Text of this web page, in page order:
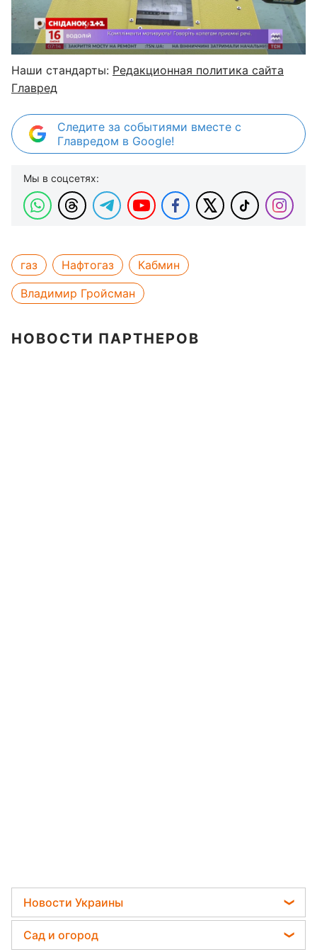
Наши стандарты: Редакционная политика сайта
Главред
Следите за событиями вместе с
Главредом в Google!
Мы в соцсетях:
газ Нафтогаз
Кабмин
Владимир Гройсман
НОВОСТИ ПАРТНЕРОВ
Новости Украины
Пенсии в Украине
Сад и огород